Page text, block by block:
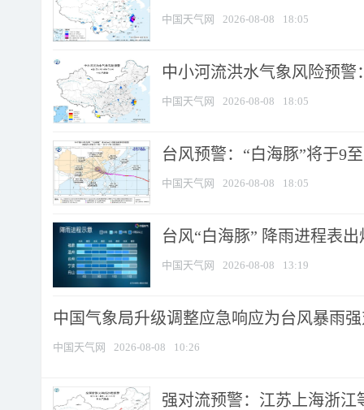
中国天气网 2026-08-08 18:05
中小河流洪水气象风险预
中国天气网 2026-08-08 18:05
台风预警：“白海豚”将于9
中国天气网 2026-08-08 18:05
台风“白海豚” 降雨进程表
中国天气网 2026-08-08 13:19
中国气象局升级调整应急响应为台风暴雨
中国天气网 2026-08-08 10:26
强对流预警：江苏上海浙江